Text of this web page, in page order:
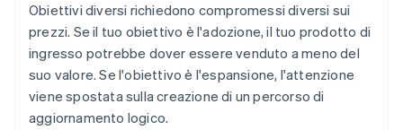
Obiettivi diversi richiedono compromessi diversi sui
prezzi. Se il tuo obiettivo è l'adozione, il tuo prodotto di
ingresso potrebbe dover essere venduto a meno del
suo valore. Se l'obiettivo è l'espansione, l'attenzione
viene spostata sulla creazione di un percorso di
aggiornamento logico.